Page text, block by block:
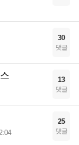
30
댓글
13
댓글
25
댓글